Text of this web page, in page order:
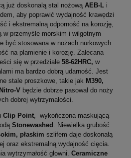
już doskonalą stal nożową AEB-Li
aby poprawić wydajność krawędzi
i ekstremalną odporność na korozję,
w przemyśle morskim i wilgotnym
być stosowana w nożach nurkowych
na plamienie i korozję. Zalecana
się w przedziale 58-62HRC, w
ma bardzo dobrą udarność. Jest
stale proszkowe, takie jak M390,
Nitro-V będzie dobrze pasował do noży
dobrej wytrzymałości.
Clip Point, wykończona maskującą
Stonewashed . Niewielka grubość
płaskim szlifem daje doskonałą
oraz ekstremalną wydajność cięcia.
wytrzymałość głowni. Ceramiczne